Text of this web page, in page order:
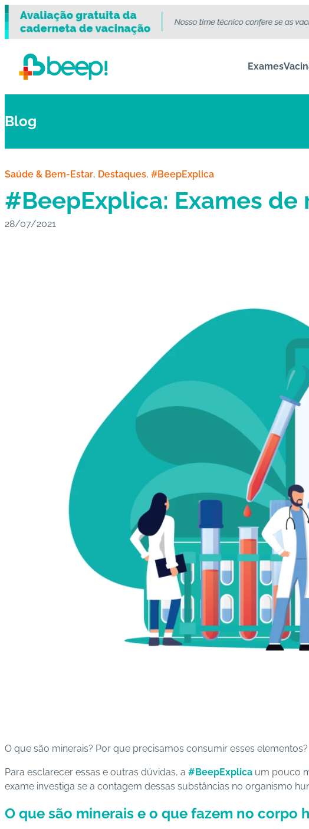
Exames
Blog
Saúde & Bem-Estar, Destaques, #BeepExplica
#BeepExplica: Exames de
28/07/2021
O que são minerais? Por que precisamos consumir esses
Para esclarecer essas e outras dúvidas, a #BeepExplica um pouco
exame investiga se a contagem dessas substâncias no organismo
O que são minerais e o que fazem no corpo